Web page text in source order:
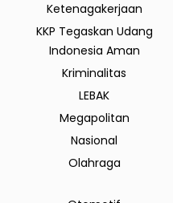
Ketenagakerjaan
KKP Tegaskan Udang
Indonesia Aman
Kriminalitas
LEBAK
Megapolitan
Nasional
Olahraga